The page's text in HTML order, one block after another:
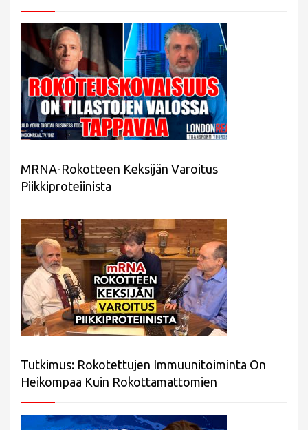
MRNA-Rokotteen Keksijän Varoitus
Piikkiproteiinista
Tutkimus: Rokotettujen Immuunitoiminta On
Heikompaa Kuin Rokottamattomien